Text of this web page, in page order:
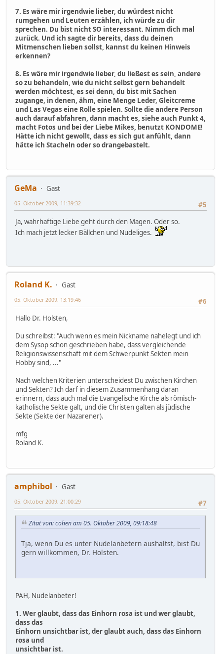
7. Es wäre mir irgendwie lieber, du würdest nicht
rumgehen und Leuten erzählen, ich würde zu dir
sprechen. Du bist nicht SO interessant. Nimm dich mal
zurück. Und ich sagte dir bereits, dass du deinen
Mitmenschen lieben sollst, kannst du keinen Hinweis
erkennen?
8. Es wäre mir irgendwie lieber, du ließest es sein, andere
so zu behandeln, wie du nicht selbst gern behandelt
werden möchtest, es sei denn, du bist mit Sachen
zugange, in denen, ähm, eine Menge Leder, Gleitcreme
und Las Vegas eine Rolle spielen. Sollte die andere Person
auch darauf abfahren, dann macht es, siehe auch Punkt 4,
macht Fotos und bei der Liebe Mikes, benutzt KONDOME!
Hätte ich nicht gewollt, dass es sich gut anfühlt, dann
hätte ich Stacheln oder so drangebastelt.
GeMa
Gast
#5
05. Oktober 2009, 11:39:32
Ja, wahrhaftige Liebe geht durch den Magen. Oder so.
Ich mach jetzt lecker Bällchen und Nudeliges.
Roland K.
Gast
#6
05. Oktober 2009, 13:19:46
Hallo Dr. Holsten,
Du schreibst: "Auch wenn es mein Nickname nahelegt und ich
dem Sysop schon geschrieben habe, dass vergleichende
Religionswissenschaft mit dem Schwerpunkt Sekten mein
Hobby sind, ..."
Nach welchen Kriterien unterscheidest Du zwischen Kirchen
und Sekten? Ich darf in diesem Zusammenhang daran
erinnern, dass auch mal die Evangelische Kirche als römisch-
katholische Sekte galt, und die Christen galten als jüdische
Sekte (Sekte der Nazarener).
mfg
Roland K.
amphibol
Gast
#7
05. Oktober 2009, 21:00:29
Zitat von: cohen am 05. Oktober 2009, 09:18:48
Tja, wenn Du es unter Nudelanbetern aushältst, bist Du
gern willkommen, Dr. Holsten.
PAH, Nudelanbeter!
1. Wer glaubt, dass das Einhorn rosa ist und wer glaubt,
dass das
Einhorn unsichtbar ist, der glaubt auch, dass das Einhorn
rosa und
unsichtbar ist.